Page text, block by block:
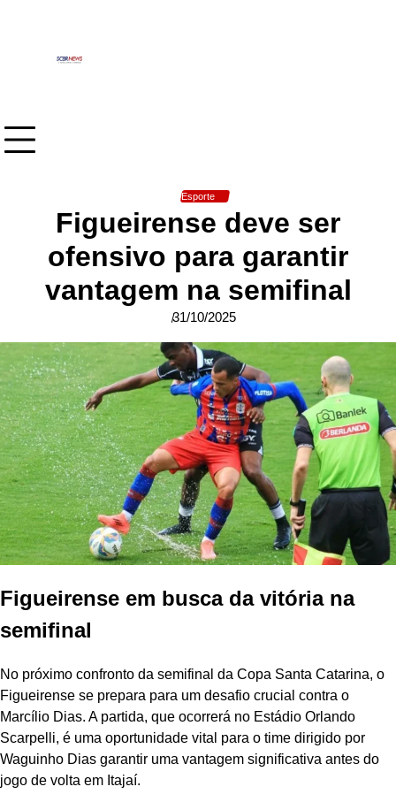
Esporte
Figueirense deve ser
ofensivo para garantir
vantagem na semifinal
31/10/2025
Figueirense em busca da vitória na
semifinal
No próximo confronto da semifinal da Copa Santa Catarina, o
Figueirense se prepara para um desafio crucial contra o
Marcílio Dias. A partida, que ocorrerá no Estádio Orlando
Scarpelli, é uma oportunidade vital para o time dirigido por
Waguinho Dias garantir uma vantagem significativa antes do
jogo de volta em Itajaí.